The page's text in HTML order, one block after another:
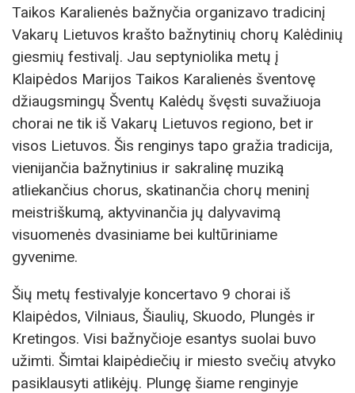
Taikos Karalienės bažnyčia organizavo tradicinį
Vakarų Lietuvos krašto bažnytinių chorų Kalėdinių
giesmių festivalį. Jau septyniolika metų į
Klaipėdos Marijos Taikos Karalienės šventovę
džiaugsmingų Šventų Kalėdų švęsti suvažiuoja
chorai ne tik iš Vakarų Lietuvos regiono, bet ir
visos Lietuvos. Šis renginys tapo gražia tradicija,
vienijančia bažnytinius ir sakralinę muziką
atliekančius chorus, skatinančia chorų meninį
meistriškumą, aktyvinančia jų dalyvavimą
visuomenės dvasiniame bei kultūriniame
gyvenime.
Šių metų festivalyje koncertavo 9 chorai iš
Klaipėdos, Vilniaus, Šiaulių, Skuodo, Plungės ir
Kretingos. Visi bažnyčioje esantys suolai buvo
užimti. Šimtai klaipėdiečių ir miesto svečių atvyko
pasiklausyti atlikėjų. Plungę šiame renginyje